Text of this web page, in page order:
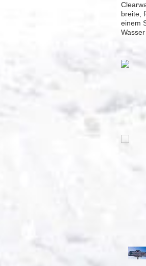
breite,
einem